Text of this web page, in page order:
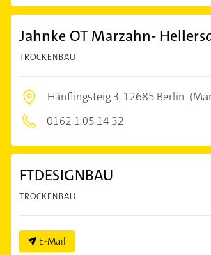
Jahnke OT Marzahn-
TROCKENBAU
Hänflingsteig 3,12685 Berlin
0162 1 05 14 32
FTDESIGNBAU
TROCKENBAU
E-Mail